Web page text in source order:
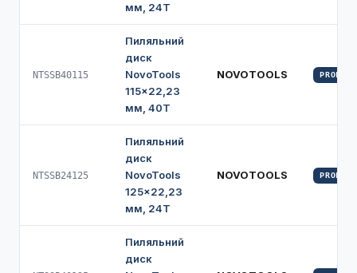
мм, 24Т
NTSSB40115
Пиляльний
диск
NovoTools
115×22,23
мм, 40Т
NOVOTOOLS PROFI
NTSSB24125
Пиляльний
диск
NovoTools
125×22,23
мм, 24Т
NOVOTOOLS PROFI
Пиляльний
диск